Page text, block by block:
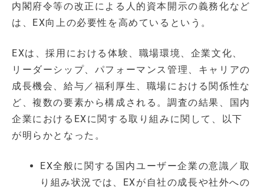
内閣府令等の改正による人的資本開示の義務化など
は、EX向上の必要性を高めているという。
EXは、採用における体験、職場環境、企業文化、
リーダーシップ、パフォーマンス管理、キャリアの
成長機会、給与／福利厚生、職場における関係性な
ど、複数の要素から構成される。調査の結果、国内
企業におけるEXに関する取り組みに関して、以下
が明らかとなった。
EX全般に関する国内ユーザー企業の意識／取
り組み状況では、EXが自社の成長や社外への